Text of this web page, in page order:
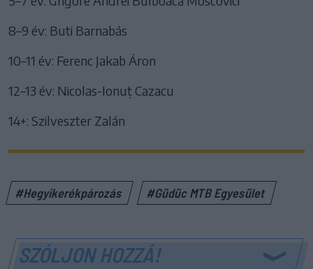
8–9 év: Buti Barnabás
10–11 év: Ferenc Jakab Áron
12–13 év: Nicolas-Ionuț Cazacu
14+: Szilveszter Zalán
#Hegyikerékpározás #Güdüc MTB Egyesület
SZÓLJON HOZZÁ!